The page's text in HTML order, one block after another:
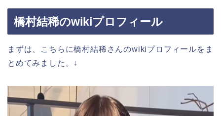
橋村結稀のwikiプロフィール
まずは、こちらに橋村結稀さんのwikiプロフィールをま
とめてみました。↓